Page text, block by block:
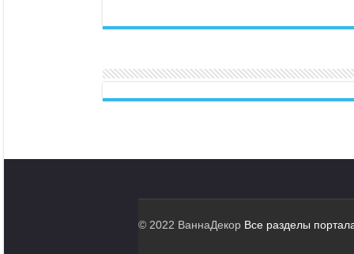
© 2022 ВаннаДекор Все разделы